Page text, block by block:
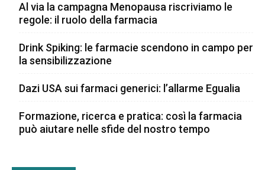
Al via la campagna Menopausa riscriviamo le
regole: il ruolo della farmacia
Drink Spiking: le farmacie scendono in campo per
la sensibilizzazione
Dazi USA sui farmaci generici: l’allarme Egualia
Formazione, ricerca e pratica: così la farmacia
può aiutare nelle sfide del nostro tempo